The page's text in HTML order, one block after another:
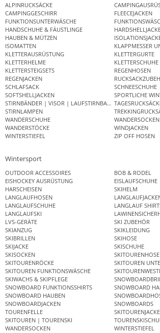
ALPINRUCKSÄCKE
CAMPINGGESCHIRR
FLEECEJACKEN
FUNKTIONSUNTERWÄSCHE
HANDSCHUHE & FÄUSTLINGE
HAUBEN & MÜTZEN
ISOMATTEN
KLAPPMESSER
KLETTERAUSRÜSTUNG
KLETTERGURTE
KLETTERHELME
KLETTERSCHUHE
KLETTERSTEIGSETS
REGENHOSEN
REGENJACKEN
SCHLAFSACK
SCHNEESCHUHE
SOFTSHELLJACKEN
SPORTLICHE
STIRNBÄNDER | VISOR | LAUFSTIRNBAND
STIRNLAMPEN
WANDERSCHUHE
WANDERSOCKEN
WANDERSTÖCKE
WINDJACKEN
WINTERSTIEFEL
ZIP OFF HOSEN
Wintersport
OUTDOOR ACCESSOIRES
BOB & RODEL
EISHOCKEY AUSRÜSTUNG
EISLAUFSCHUHE
HARSCHEISEN
SKIHELM
LANGLAUFHOSEN
LANGLAUFSCHUHE
LANGLAUF
LANGLAUFSKI
LVS-GERÄTE
SKI ZUBEHÖR
SKIANZUG
SKIKLEIDUNG
SKIBRILLEN
SKIHOSE
SKIJACKE
SKISCHUHE
SKISOCKEN
SKITOURENHOSE
SKITOURENRÖCKE
SKITOUREN
SKITOUREN FUNKTIONSWÄSCHE
SKIWACHS & SKIPFLEGE
SNOWBOARD FUNKTIONSSHIRTS
SNOWBOARD
SNOWBOARD HAUBEN
SNOWBOARDJACKEN
SNOWBOARDS
TOURENFELLE
SKITOURENJACKE
SKITOUREN | TOURENSKI
WANDERSOCKEN
WINTERSTIEFEL